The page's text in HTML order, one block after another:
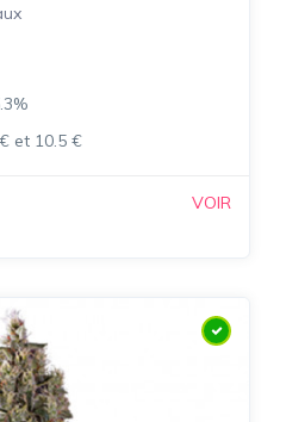
et 10.5 €
VOIR